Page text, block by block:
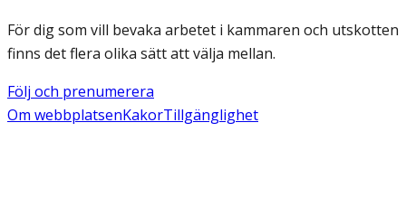
För dig som vill bevaka arbetet i kammaren och utskotten
finns det flera olika sätt att välja mellan.
Följ och prenumerera
Om webbplatsenKakorTillgänglighet